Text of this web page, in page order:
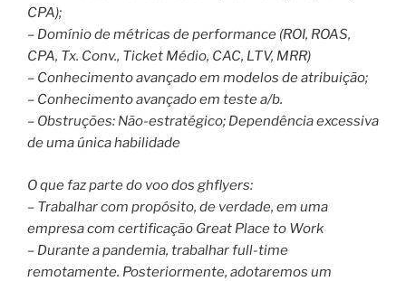
CPA);
– Domínio de métricas de performance (ROI, ROAS,
CPA, Tx. Conv., Ticket Médio, CAC, LTV, MRR)
– Conhecimento avançado em modelos de atribuição;
– Conhecimento avançado em teste a/b.
– Obstruções: Não-estratégico; Dependência excessiva
de uma única habilidade
O que faz parte do voo dos ghflyers:
– Trabalhar com propósito, de verdade, em uma
empresa com certificação Great Place to Work
– Durante a pandemia, trabalhar full-time
remotamente. Posteriormente, adotaremos um